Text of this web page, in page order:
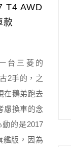
T4 AWD
款
台三菱的
2手的，之
在鵝弟跑去
慮換車的念
的是2017
艦版，因為